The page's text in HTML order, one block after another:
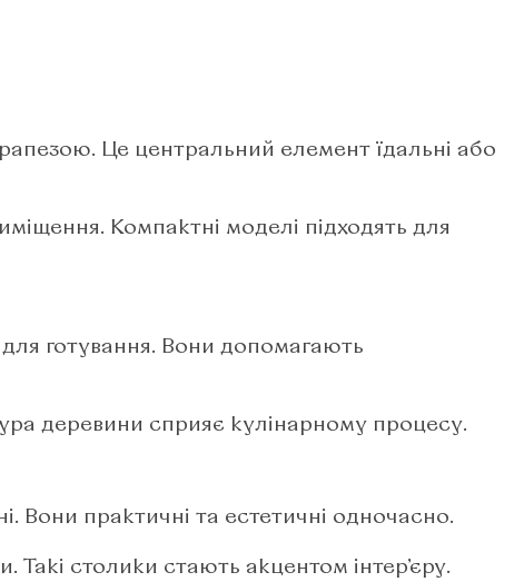
Це центральний елемент їдальні або
Компактні моделі підходять для
готування. Вони допомагають
деревини сприяє кулінарному процесу.​
Вони практичні та естетичні одночасно.​
столики стають акцентом інтер’єру.​